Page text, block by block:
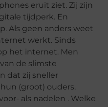
eruit ziet. Zij zijn
tijdperk. En
Als geen anders weet
werkt. Sinds
het internet. Men
de slimste
dat zij sneller
(groot) ouders.
als nadelen . Welke